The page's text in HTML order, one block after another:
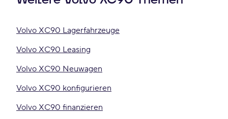
Volvo XC90 Lagerfahrzeuge
Volvo XC90 Leasing
Volvo XC90 Neuwagen
Volvo XC90 konfigurieren
Volvo XC90 finanzieren